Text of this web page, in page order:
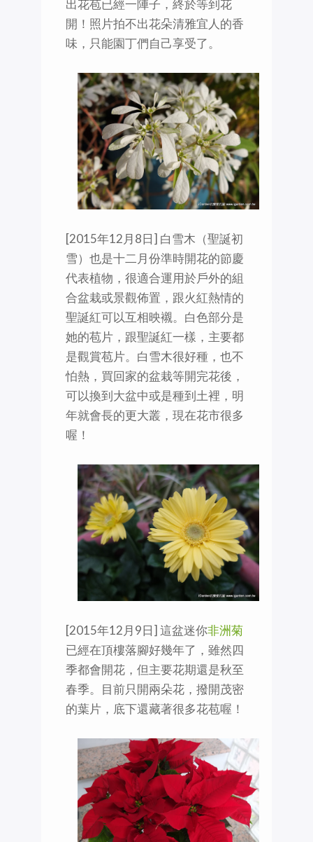
出花苞已經一陣子，終於等到花
開！照片拍不出花朵清雅宜人的香
味，只能園丁們自己享受了。
[2015年12月8日] 白雪木（聖誕初
雪）也是十二月份準時開花的節慶
代表植物，很適合運用於戶外的組
合盆栽或景觀佈置，跟火紅熱情的
聖誕紅可以互相映襯。白色部分是
她的苞片，跟聖誕紅一樣，主要都
是觀賞苞片。白雪木很好種，也不
怕熱，買回家的盆栽等開完花後，
可以換到大盆中或是種到土裡，明
年就會長的更大叢，現在花市很多
喔！
[2015年12月9日] 這盆迷你非洲菊
已經在頂樓落腳好幾年了，雖然四
季都會開花，但主要花期還是秋至
春季。目前只開兩朵花，撥開茂密
的葉片，底下還藏著很多花苞喔！